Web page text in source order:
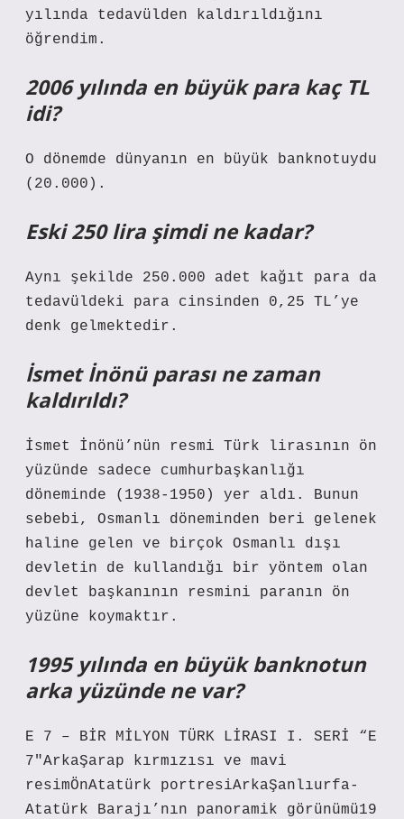
yılında tedavülden kaldırıldığını
öğrendim.
2006 yılında en büyük para kaç TL
idi?
O dönemde dünyanın en büyük banknotuydu
(20.000).
Eski 250 lira şimdi ne kadar?
Aynı şekilde 250.000 adet kağıt para da
tedavüldeki para cinsinden 0,25 TL’ye
denk gelmektedir.
İsmet İnönü parası ne zaman
kaldırıldı?
İsmet İnönü’nün resmi Türk lirasının ön
yüzünde sadece cumhurbaşkanlığı
döneminde (1938-1950) yer aldı. Bunun
sebebi, Osmanlı döneminden beri gelenek
haline gelen ve birçok Osmanlı dışı
devletin de kullandığı bir yöntem olan
devlet başkanının resmini paranın ön
yüzüne koymaktır.
1995 yılında en büyük banknotun
arka yüzünde ne var?
E 7 – BİR MİLYON TÜRK LİRASI I. SERİ “E
7″ArkaŞarap kırmızısı ve mavi
resimÖnAtatürk portresiArkaŞanlıurfa-
Atatürk Barajı’nın panoramik görünümü19